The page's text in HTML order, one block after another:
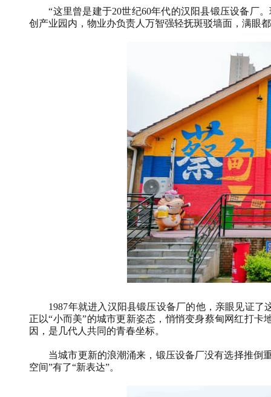
“这里曾是建于20世纪60年代的汉阳县锻压设备厂。
创产业园内，物业办负责人万智强轻抚斑驳墙面，满眼
1987年就进入汉阳县锻压设备厂的他，亲眼见证了
正以“小而美”的城市更新姿态，悄悄变身蔡甸网红打
因，是几代人共同的青春坐标。
当城市更新的浪潮涌来，锻压设备厂没有选择推倒重
空间”有了“新表达”。